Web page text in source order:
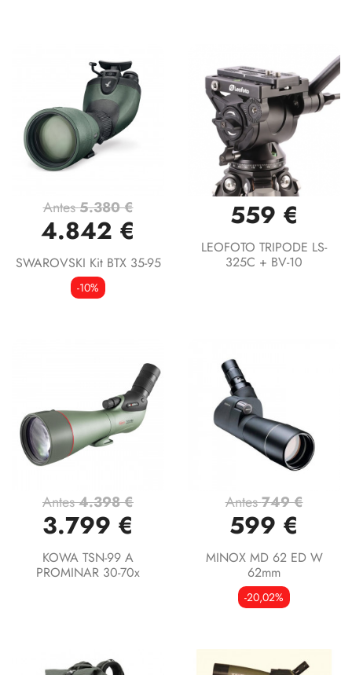
Antes5.380 €
4.842 €
SWAROVSKI Kit BTX 35-95
-10%
559 €
LEOFOTO TRIPODE LS-
325C + BV-10
Antes4.398 €
3.799 €
KOWA TSN-99 A
PROMINAR 30-70x
Antes749 €
599 €
MINOX MD 62 ED W
62mm
-20,02%